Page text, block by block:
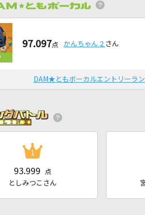
97.097点 かんちゃん２ さん
DAM★ともボーカルエントリーラ
1
93.999
点
としみつこさん